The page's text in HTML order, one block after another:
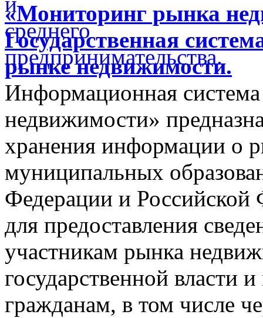
«Мониторинг рынка
Государственная
рынке недвижимости.
Информационная
недвижимости»
хранения информации о
муниципальных
Федерации и Российской
для предоставления
участникам рынка
государственной власти
гражданам, в том числе